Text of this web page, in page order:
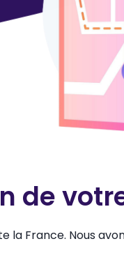
de
la France. Nous